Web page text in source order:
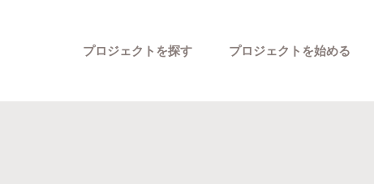
プロジェクトを探す プロジェクトを始める